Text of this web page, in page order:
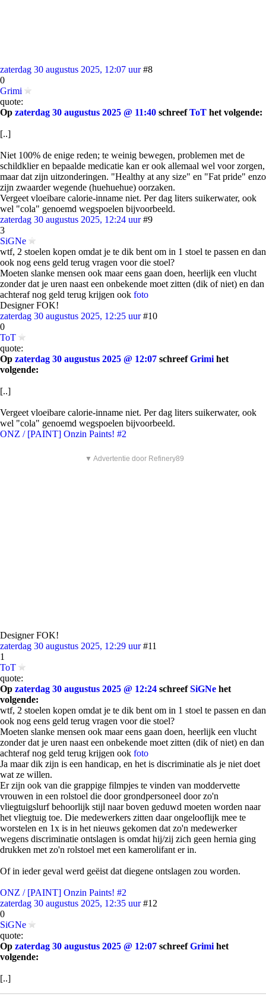
zaterdag 30 augustus 2025, 12:07 uur #8
0
Grimi
quote:
Op zaterdag 30 augustus 2025 @ 11:40 schreefToT het volgende:
[..]
Niet 100% de enige reden; te weinig bewegen, problemen met de
schildklier en bepaalde medicatie kan er ook allemaal wel voor zorgen,
maar dat zijn uitzonderingen. "Healthy at any size" en "Fat pride" enzo
zijn zwaarder wegende (huehuehue) oorzaken.
Vergeet vloeibare calorie-inname niet. Per dag liters suikerwater, ook
wel "cola" genoemd wegspoelen bijvoorbeeld.
zaterdag 30 augustus 2025, 12:24 uur #9
3
SiGNe
wtf, 2 stoelen kopen omdat je te dik bent om in 1 stoel te passen en dan
ook nog eens geld terug vragen voor die stoel?
Moeten slanke mensen ook maar eens gaan doen, heerlijk een vlucht
zonder dat je uren naast een onbekende moet zitten (dik of niet) en dan
achteraf nog geld terug krijgen ook foto
Designer FOK!
zaterdag 30 augustus 2025, 12:25 uur #10
0
ToT
quote:
Op zaterdag 30 augustus 2025 @ 12:07 schreefGrimi het
volgende:
[..]
Vergeet vloeibare calorie-inname niet. Per dag liters suikerwater, ook
wel "cola" genoemd wegspoelen bijvoorbeeld.
ONZ / [PAINT] Onzin Paints! #2
▼ Advertentie door Refinery89
Designer FOK!
zaterdag 30 augustus 2025, 12:29 uur #11
1
ToT
quote:
Op zaterdag 30 augustus 2025 @ 12:24 schreefSiGNe het
volgende:
wtf, 2 stoelen kopen omdat je te dik bent om in 1 stoel te passen en dan
ook nog eens geld terug vragen voor die stoel?
Moeten slanke mensen ook maar eens gaan doen, heerlijk een vlucht
zonder dat je uren naast een onbekende moet zitten (dik of niet) en dan
achteraf nog geld terug krijgen ook foto
Ja maar dik zijn is een handicap, en het is discriminatie als je niet doet
wat ze willen.
Er zijn ook van die grappige filmpjes te vinden van moddervette
vrouwen in een rolstoel die door grondpersoneel door zo'n
vliegtuigslurf behoorlijk stijl naar boven geduwd moeten worden naar
het vliegtuig toe. Die medewerkers zitten daar ongelooflijk mee te
worstelen en 1x is in het nieuws gekomen dat zo'n medewerker
wegens discriminatie ontslagen is omdat hij/zij zich geen hernia ging
drukken met zo'n rolstoel met een kamerolifant er in.
Of in ieder geval werd geëist dat diegene ontslagen zou worden.
ONZ / [PAINT] Onzin Paints! #2
zaterdag 30 augustus 2025, 12:35 uur #12
0
SiGNe
quote:
Op zaterdag 30 augustus 2025 @ 12:07 schreefGrimi het
volgende:
[..]